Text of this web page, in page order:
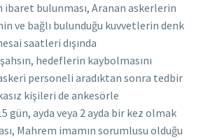
ibaret bulunması, Aranan askerlerin
ve bağlı bulunduğu kuvvetlerin denk
saatleri dışında
hedeflerin kaybolmasını
personeli aradıktan sonra tedbir
kişileri de ankesörle
gün, ayda veya 2 ayda bir kez olmak
Mahrem imamın sorumlusu olduğu